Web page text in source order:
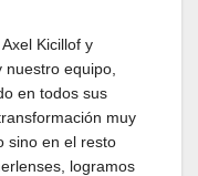
Kicillof y
equipo,
en todos sus
muy
sino en el resto
logramos